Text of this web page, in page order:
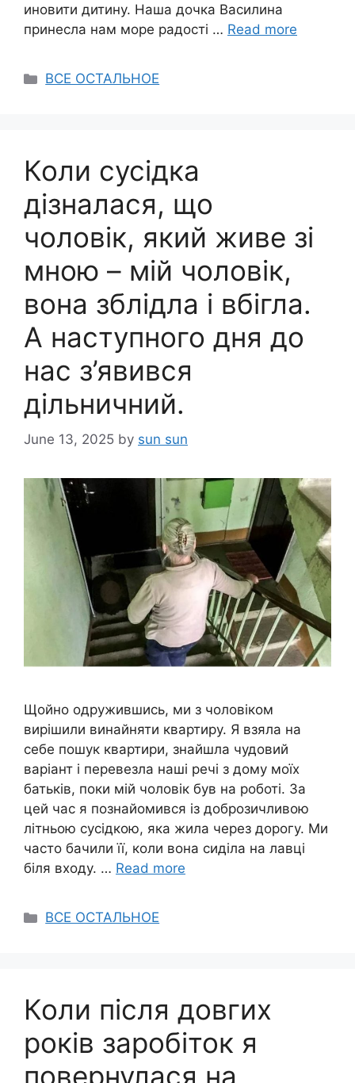
иновити дитину. Наша дочка Василина
принесла нам море радості … Read more
Categories
ВСЕ ОСТАЛЬНОЕ
Коли сусідка
дізналася, що
чоловік, який живе зі
мною – мій чоловік,
вона зблідла і вбігла.
А наступного дня до
нас з’явився
дільничний.
June 13, 2025 by sun sun
Щойно одружившись, ми з чоловіком
вирішили винайняти квартиру. Я взяла на
себе пошук квартири, знайшла чудовий
варіант і перевезла наші речі з дому моїх
батьків, поки мій чоловік був на роботі. За
цей час я познайомився із доброзичливою
літньою сусідкою, яка жила через дорогу. Ми
часто бачили її, коли вона сиділа на лавці
біля входу. … Read more
Categories
ВСЕ ОСТАЛЬНОЕ
Коли після довгих
років заробіток я
повернулася на